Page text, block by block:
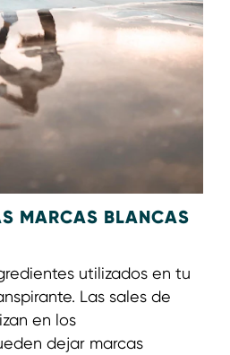
MARCAS BLANCAS
utilizados en tu
Las sales de
en los
dejar marcas